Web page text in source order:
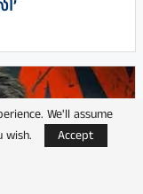
We'll assume
Accept